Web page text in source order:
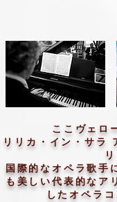
ここヴェロ
リリカ・イン・サラ
リ
国際的なオペラ歌手
も美しい代表的なア
したオペラコ